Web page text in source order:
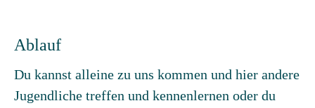
Ablauf
Du kannst alleine zu uns kommen und hier andere
Jugendliche treffen und kennenlernen oder du